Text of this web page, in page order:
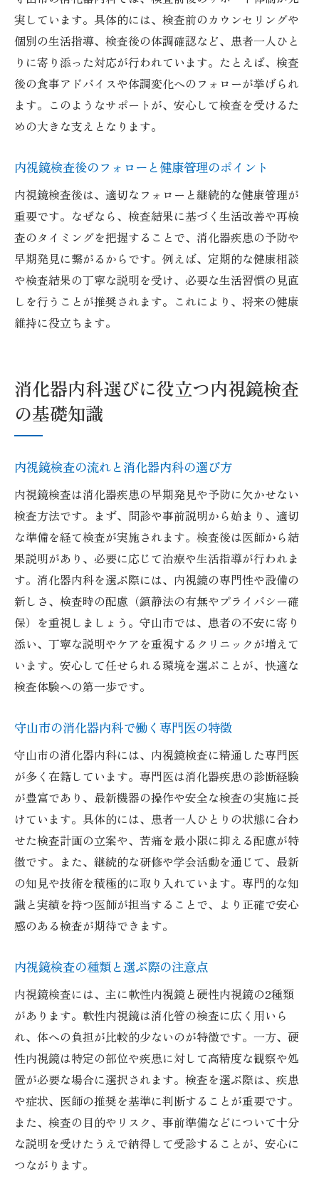
実しています。具体的には、検査前のカウンセリングや
個別の生活指導、検査後の体調確認など、患者一人ひと
りに寄り添った対応が行われています。たとえば、検査
後の食事アドバイスや体調変化へのフォローが挙げられ
ます。このようなサポートが、安心して検査を受けるた
めの大きな支えとなります。
内視鏡検査後のフォローと健康管理のポイント
内視鏡検査後は、適切なフォローと継続的な健康管理が
重要です。なぜなら、検査結果に基づく生活改善や再検
査のタイミングを把握することで、消化器疾患の予防や
早期発見に繋がるからです。例えば、定期的な健康相談
や検査結果の丁寧な説明を受け、必要な生活習慣の見直
しを行うことが推奨されます。これにより、将来の健康
維持に役立ちます。
消化器内科選びに役立つ内視鏡検査
の基礎知識
内視鏡検査の流れと消化器内科の選び方
内視鏡検査は消化器疾患の早期発見や予防に欠かせない
検査方法です。まず、問診や事前説明から始まり、適切
な準備を経て検査が実施されます。検査後は医師から結
果説明があり、必要に応じて治療や生活指導が行われま
す。消化器内科を選ぶ際には、内視鏡の専門性や設備の
新しさ、検査時の配慮（鎮静法の有無やプライバシー確
保）を重視しましょう。守山市では、患者の不安に寄り
添い、丁寧な説明やケアを重視するクリニックが増えて
います。安心して任せられる環境を選ぶことが、快適な
検査体験への第一歩です。
守山市の消化器内科で働く専門医の特徴
守山市の消化器内科には、内視鏡検査に精通した専門医
が多く在籍しています。専門医は消化器疾患の診断経験
が豊富であり、最新機器の操作や安全な検査の実施に長
けています。具体的には、患者一人ひとりの状態に合わ
せた検査計画の立案や、苦痛を最小限に抑える配慮が特
徴です。また、継続的な研修や学会活動を通じて、最新
の知見や技術を積極的に取り入れています。専門的な知
識と実績を持つ医師が担当することで、より正確で安心
感のある検査が期待できます。
内視鏡検査の種類と選ぶ際の注意点
内視鏡検査には、主に軟性内視鏡と硬性内視鏡の2種類
があります。軟性内視鏡は消化管の検査に広く用いら
れ、体への負担が比較的少ないのが特徴です。一方、硬
性内視鏡は特定の部位や疾患に対して高精度な観察や処
置が必要な場合に選択されます。検査を選ぶ際は、疾患
や症状、医師の推奨を基準に判断することが重要です。
また、検査の目的やリスク、事前準備などについて十分
な説明を受けたうえで納得して受診することが、安心に
つながります。